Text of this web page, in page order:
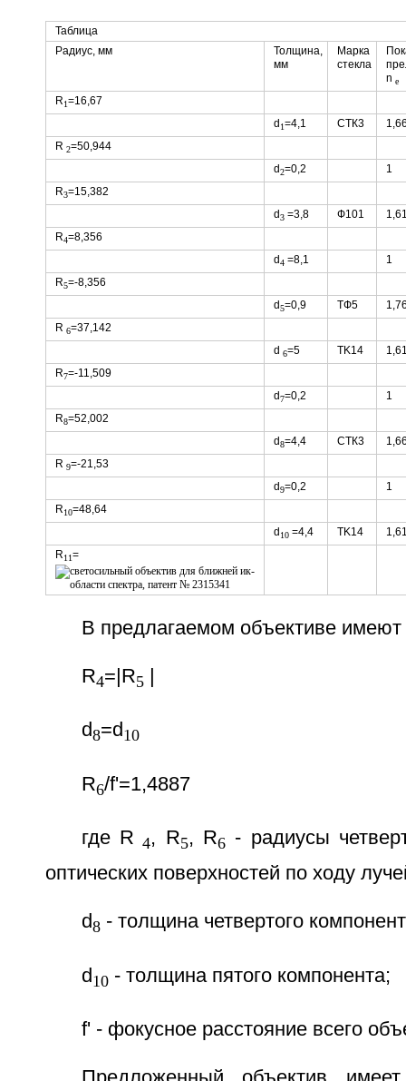
Таблица
Радиус, мм
Толщина,
мм
Марка
стекла
n e
R1=16,67
d 1=4,1 СТК3
R 2=50,944
d2=0,2
1
R3=15,382
d3=3,8 Ф101
R4=8,356
d4 =8,1
1
R5=-8,356
d5=0,9 ТФ5
R 6=37,142
d 6=5 TK14
R7=-11,509
d7=0,2
1
R8=52,002
d8=4,4 СТК3
R 9=-21,53
d9=0,2
1
R10=48,64
d 10=4,4 TK14
R11=
В предлагаемом объективе имеют
R4=|R5
d8=d 10
R6/f'=1,4887
где R 4, R5, R6 - радиусы
оптических поверхностей по ходу
d8 - толщина четвертого
d 10- толщина пятого компонента;
f' - фокусное расстояние всего